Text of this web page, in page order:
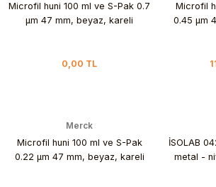
Microfil huni 100 ml ve S-Pak 0.7
µm 47 mm, beyaz, kareli
0,00 TL
Microfil
0.45 µm
Merck
Microfil huni 100 ml ve S-Pak
0.22 µm 47 mm, beyaz, kareli
İSOLAB
metal -